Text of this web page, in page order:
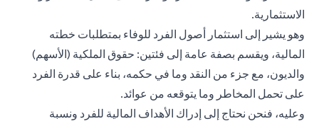
الاستثمارية.
وهو يشير إلى استثمار أصول الفرد للوفاء بمتطلبات خطته
المالية، ويقسم بصفة عامة إلى فئتين: حقوق الملكية (الأسهم)
والديون، مع جزء من النقد وما في حكمه، بناء على قدرة الفرد
على تحمل المخاطر وما يتوقعه من عوائد.
وعليه، فنحن نحتاج إلى إدراك الأهداف المالية للفرد ونسبة